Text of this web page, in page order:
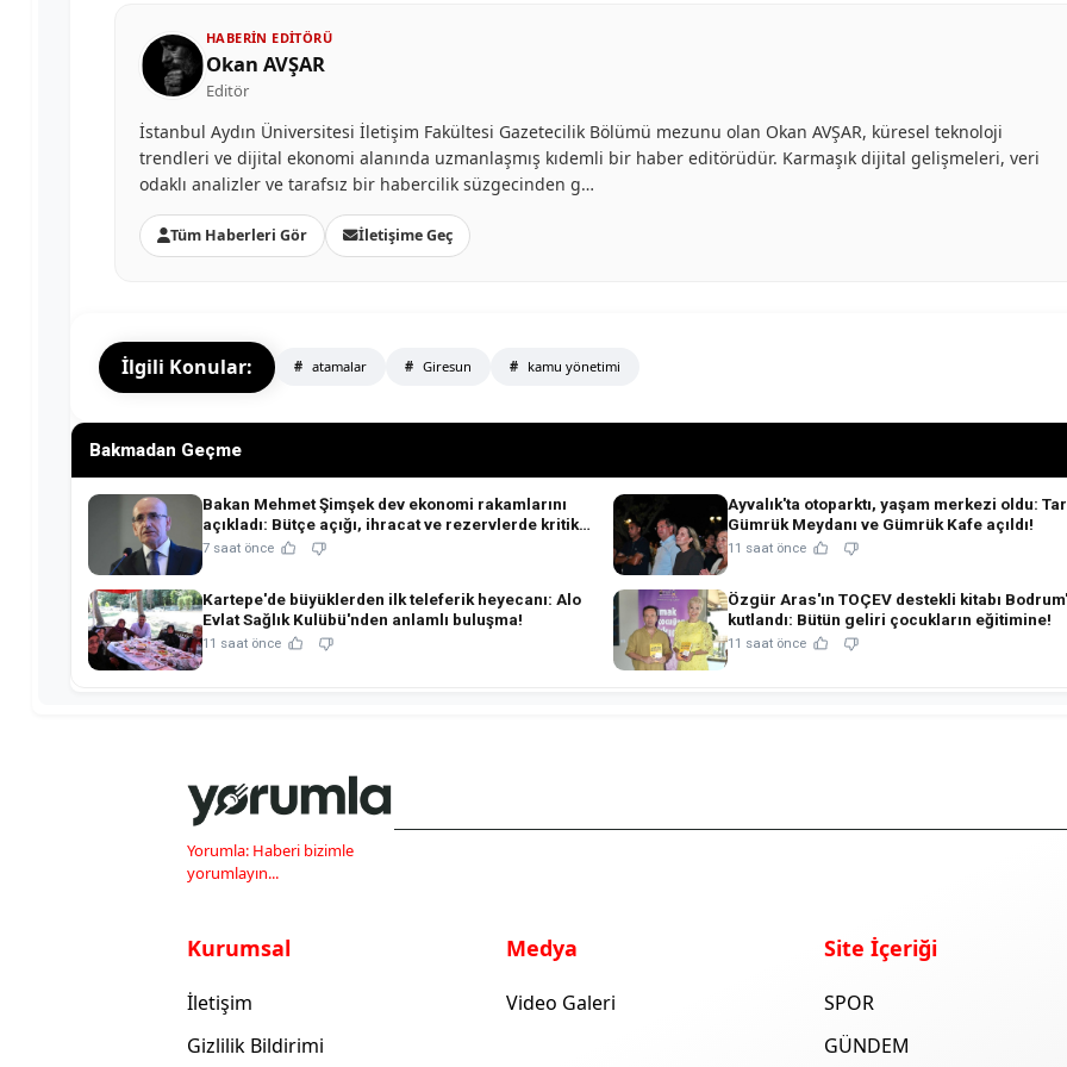
HABERIN EDITÖRÜ
Okan AVŞAR
Editör
İstanbul Aydın Üniversitesi İletişim Fakültesi Gazetecilik Bölümü mezunu olan Okan AVŞAR, küresel teknoloji
trendleri ve dijital ekonomi alanında uzmanlaşmış kıdemli bir haber editörüdür. Karmaşık dijital gelişmeleri, veri
odaklı analizler ve tarafsız bir habercilik süzgecinden g…
Tüm Haberleri Gör İletişime Geç
İlgili Konular: atamalar Giresun kamu yönetimi
Bakmadan Geçme
Bakan Mehmet Şimşek dev ekonomi rakamlarını
açıkladı: Bütçe açığı, ihracat ve rezervlerde kritik
tablo!
7 saat önce
Ayvalık'ta otoparktı, yaşam merkezi oldu:
Gümrük Meydanı ve Gümrük Kafe açıldı!
11 saat önce
Kartepe'de büyüklerden ilk teleferik heyecanı: Alo
Evlat Sağlık Kulübü'nden anlamlı buluşma!
11 saat önce
Özgür Aras'ın TOÇEV destekli kitabı
kutlandı: Bütün geliri çocukların eğitimine!
11 saat önce
Yorumla: Haberi bizimle
yorumlayın...
Kurumsal
İletişim
Gizlilik Bildirimi
Medya
Video Galeri
Site İçeriği
SPOR
GÜNDEM